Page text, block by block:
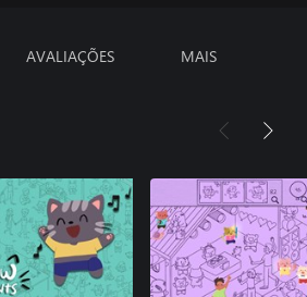
AVALIAÇÕES MAIS